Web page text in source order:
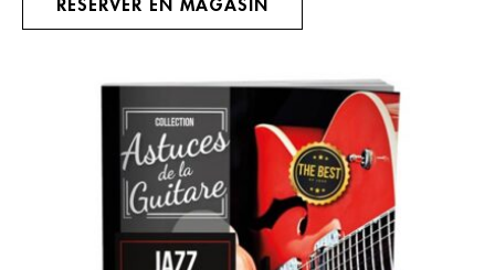
RÉSERVER EN MAGASIN